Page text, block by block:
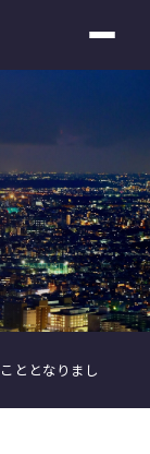
ととなりまし